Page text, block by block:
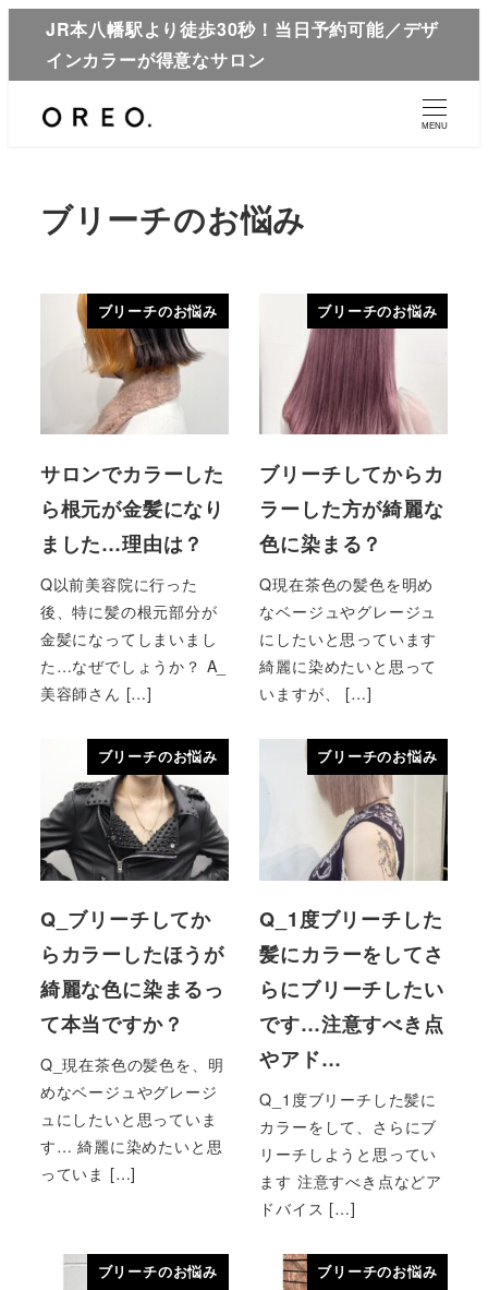
JR本八幡駅より徒歩30秒！当日予約可能／デザ
インカラーが得意なサロン
MENU
ブリーチのお悩み
ブリーチのお悩み
サロンでカラーした
ら根元が金髪になり
ました…理由は？
Q以前美容院に行った
後、特に髪の根元部分が
金髪になってしまいまし
た…なぜでしょうか？ A_
美容師さん […]
ブリーチのお悩み
ブリーチしてからカ
ラーした方が綺麗な
色に染まる？
Q現在茶色の髪色を明め
なベージュやグレージュ
にしたいと思っています
綺麗に染めたいと思って
いますが、 […]
ブリーチのお悩み
Q_ブリーチしてか
らカラーしたほうが
綺麗な色に染まるっ
て本当ですか？
Q_現在茶色の髪色を、明
めなベージュやグレージ
ュにしたいと思っていま
す… 綺麗に染めたいと思
っていま […]
ブリーチのお悩み
Q_1度ブリーチした
髪にカラーをしてさ
らにブリーチしたい
です…注意すべき点
やアド…
Q_1度ブリーチした髪に
カラーをして、さらにブ
リーチしようと思ってい
ます 注意すべき点などア
ドバイス […]
ブリーチのお悩み ブリーチのお悩み